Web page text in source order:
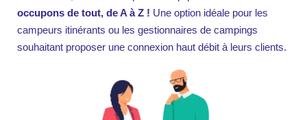
occupons de tout, de A à Z ! Une option idéale pour les
campeurs itinérants ou les gestionnaires de campings
souhaitant proposer une connexion haut débit à leurs clients.